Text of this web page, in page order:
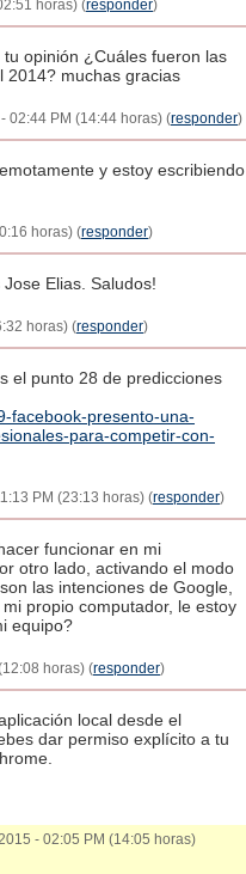
horas) (responder)
opinión ¿Cuáles fueron las
2014? muchas gracias
02:44 PM (14:44 horas) (responder)
y estoy escribiendo
horas) (responder)
Elias. Saludos!
horas) (responder)
el punto 28 de predicciones
facebook-presento-una-
para-competir-con-
PM (23:13 horas) (responder)
funcionar en mi
otro lado, activando el modo
las intenciones de Google,
propio computador, le estoy
equipo?
horas) (responder)
local desde el
dar permiso explícito a tu
- 02:05 PM (14:05 horas)